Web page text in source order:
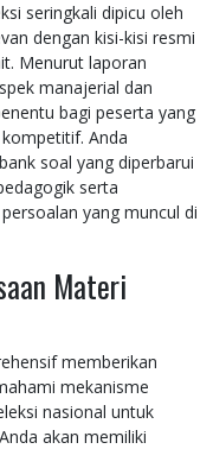
seringkali dipicu oleh
dengan kisi-kisi resmi
Menurut laporan
manajerial dan
bagi peserta yang
Anda
soal yang diperbarui
serta
yang muncul di
Materi
memberikan
mekanisme
nasional untuk
akan memiliki